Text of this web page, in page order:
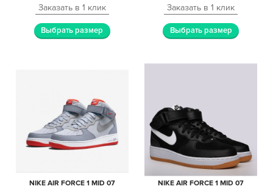
Заказать в 1 клик
Выбрать размер
Заказать в 1 клик
Выбрать размер
NIKE AIR FORCE 1 MID 07
NIKE AIR FORCE 1 MID 07